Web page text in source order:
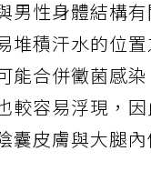
男性身體結構
堆積汗水的位
合併黴菌感
較容易浮現，
囊皮膚與大腿